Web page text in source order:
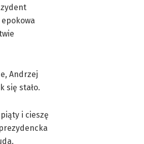
Andrzej
się stało.
i cieszę